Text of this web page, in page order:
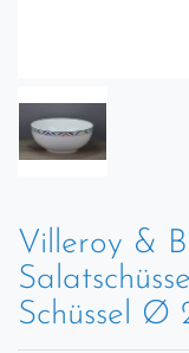
Villeroy &
Schüssel Ø